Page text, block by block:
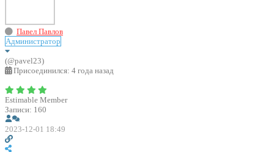
Павел Павлов
Администратор
(@pavel23)
Присоединился: 4 года назад
Estimable Member
Записи: 160
2023-12-01 18:49